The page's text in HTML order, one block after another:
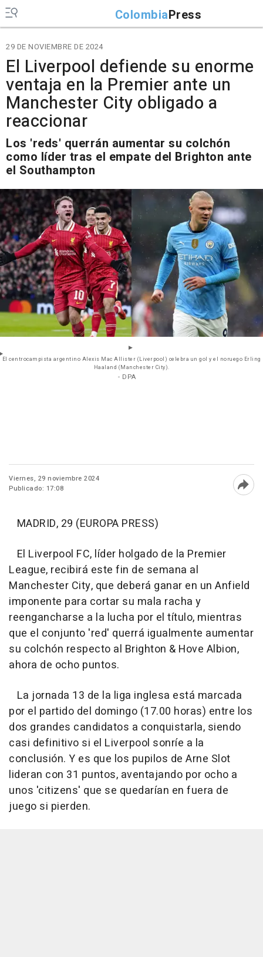
ColombiaPress
29 DE NOVIEMBRE DE 2024
El Liverpool defiende su enorme
ventaja en la Premier ante un
Manchester City obligado a
reaccionar
Los 'reds' querrán aumentar su colchón
como líder tras el empate del Brighton ante
el Southampton
El centrocampista argentino Alexis Mac Allister (Liverpool) celebra un gol y el noruego Erling
Haaland (Manchester City).
- DPA
Viernes, 29 noviembre 2024
Publicado: 17:08
MADRID, 29 (EUROPA PRESS)
El Liverpool FC, líder holgado de la Premier
League, recibirá este fin de semana al
Manchester City, que deberá ganar en un Anfield
imponente para cortar su mala racha y
reengancharse a la lucha por el título, mientras
que el conjunto 'red' querrá igualmente aumentar
su colchón respecto al Brighton & Hove Albion,
ahora de ocho puntos.
La jornada 13 de la liga inglesa está marcada
por el partido del domingo (17.00 horas) entre los
dos grandes candidatos a conquistarla, siendo
casi definitivo si el Liverpool sonríe a la
conclusión. Y es que los pupilos de Arne Slot
lideran con 31 puntos, aventajando por ocho a
unos 'citizens' que se quedarían en fuera de
juego si pierden.